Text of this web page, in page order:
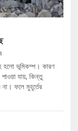
হলো ভূমিকম্প। কারণ
যায়, কিন্তু
না। ফলে মুহূর্তের